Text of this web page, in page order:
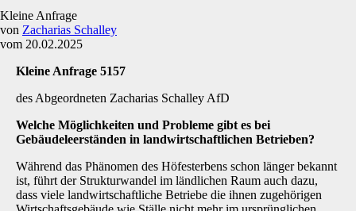
Kleine Anfrage
von Zacharias Schalley
vom 20.02.2025
Kleine Anfrage 5157
des Abgeordneten Zacharias Schalley AfD
Welche Möglichkeiten und Probleme gibt es bei
Gebäudeleerständen in landwirtschaftlichen Betrieben?
Während das Phänomen des Höfesterbens schon länger bekannt
ist, führt der Strukturwandel im ländlichen Raum auch dazu,
dass viele landwirtschaftliche Betriebe die ihnen zugehörigen